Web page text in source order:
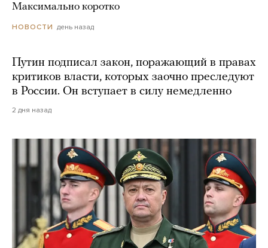
Максимально коротко
НОВОСТИ день назад
Путин подписал закон, поражающий в правах
критиков власти, которых заочно преследуют
в России. Он вступает в силу немедленно
2 дня назад